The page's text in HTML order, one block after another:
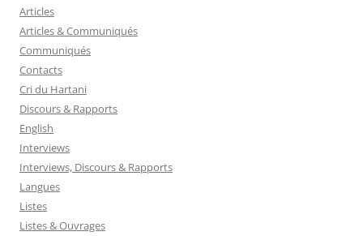
Articles
Articles & Communiqués
Communiqués
Contacts
Cri du Hartani
Discours & Rapports
English
Interviews
Interviews, Discours & Rapports
Langues
Listes
Listes & Ouvrages